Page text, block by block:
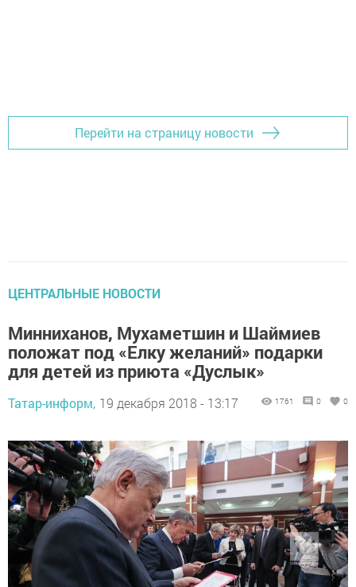
Перейти на страницу новости
ЦЕНТРАЛЬНЫЕ НОВОСТИ
Минниханов, Мухаметшин и Шаймиев
положат под «Елку желаний» подарки
для детей из приюта «Дуслык»
Татар-информ, 19 декабря 2018 - 13:17 1761 0 0